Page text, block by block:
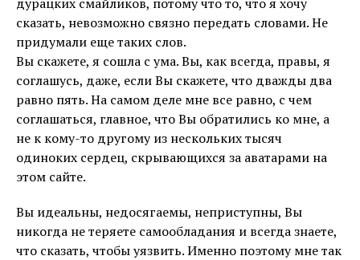
сказать, невозможно связно передать словами. Не
придумали еще таких слов.
Вы скажете, я сошла с ума. Вы, как всегда, правы, я
соглашусь, даже, если Вы скажете, что дважды два
равно пять. На самом деле мне все равно, с чем
соглашаться, главное, что Вы обратились ко мне, а
не к кому-то другому из нескольких тысяч
одиноких сердец, скрывающихся за аватарами на
этом сайте.
Вы идеальны, недосягаемы, неприступны, Вы
никогда не теряете самообладания и всегда знаете,
что сказать, чтобы уязвить. Именно поэтому мне так